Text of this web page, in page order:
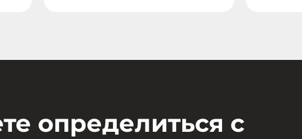
определиться с